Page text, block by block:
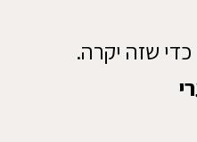
שזה יקרה.